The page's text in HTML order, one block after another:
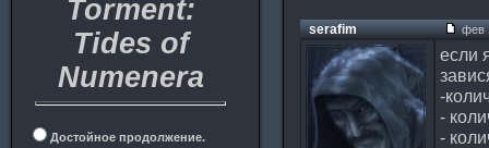
Torment:
Tides of
Numenera
Достойное продолжение.
serafim фев
если
-
-
-